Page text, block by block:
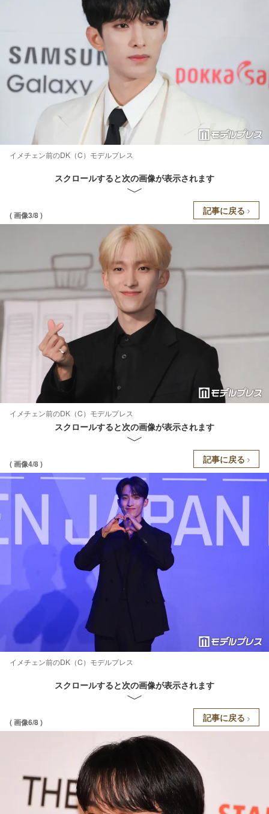
イメチェン前のDK（C）モデルプレス
スクロールすると次の画像が表示されます
( 画像3/8 ) 記事に戻る
イメチェン前のDK（C）モデルプレス
スクロールすると次の画像が表示されます
( 画像4/8 ) 記事に戻る
イメチェン前のDK（C）モデルプレス
スクロールすると次の画像が表示されます
( 画像6/8 ) 記事に戻る